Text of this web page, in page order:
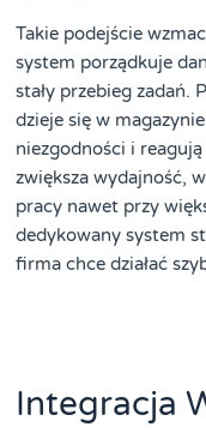
Takie podejście
system porządkuje
stały przebieg zadań.
dzieje się w
niezgodności i
zwiększa wydajność,
pracy nawet przy
dedykowany system
firma chce działać
Integracja